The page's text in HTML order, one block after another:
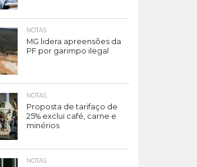
NOTAS
MG lidera apreensões da
PF por garimpo ilegal
NOTAS
Proposta de tarifaço de
25% exclui café, carne e
minérios
NOTAS